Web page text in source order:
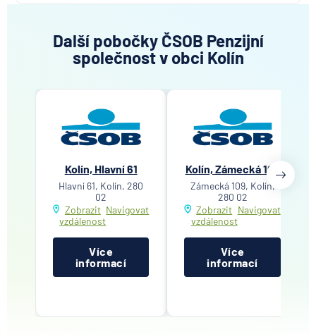
Další pobočky ČSOB Penzijní
společnost v obci Kolín
Kolín, Hlavní 61
Hlavní 61, Kolín, 280
02
Zobrazit
vzdálenost
Navigovat
Více
informací
Kolín, Zámecká 109
Zámecká 109, Kolín,
280 02
Zobrazit
vzdálenost
Navigovat
Více
informací